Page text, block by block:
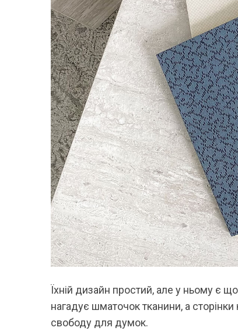
Їхній дизайн простий, але у ньому є
нагадує шматочок тканини, а
свободу для думок.